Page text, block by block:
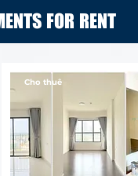
FOR RENT
Cho thuê